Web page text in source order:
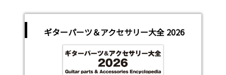
ギターパーツ＆アクセサリー大全 2026